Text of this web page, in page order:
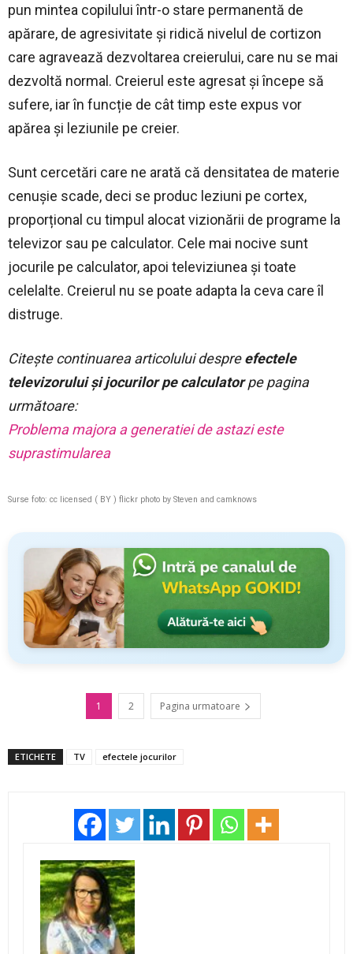
pun mintea copilului într-o stare permanentă de
apărare, de agresivitate și ridică nivelul de cortizon
care agravează dezvoltarea creierului, care nu se mai
dezvoltă normal. Creierul este agresat și începe să
sufere, iar în funcție de cât timp este expus vor
apărea și leziunile pe creier.
Sunt cercetări care ne arată că densitatea de materie
cenușie scade, deci se produc leziuni pe cortex,
proporțional cu timpul alocat vizionării de programe la
televizor sau pe calculator. Cele mai nocive sunt
jocurile pe calculator, apoi televiziunea și toate
celelalte. Creierul nu se poate adapta la ceva care îl
distruge.
Citeşte continuarea articolului despreefectele
televizorului şi jocurilor pe calculatorpe pagina
următoare:
Problema majora a generatiei de astazi este
suprastimularea
Surse foto: cc licensed ( BY ) flickr photo by Steven and camknows
1 2 Pagina urmatoare
ETICHETE TV efectele jocurilor